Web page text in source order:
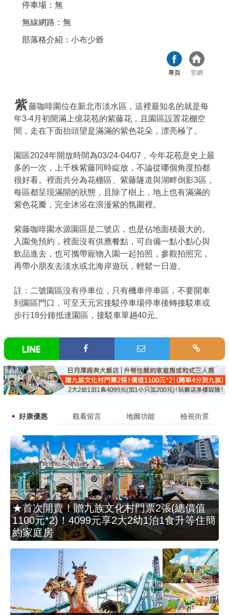
停車場：無
無線網路：無
部落格介紹： 小布少爺
專頁 官網
紫 藤咖啡園位在新北市淡水區，這裡最知名的就是每
年3-4月初開滿上億花苞的紫藤花，且園區設置花棚空
間，走在下面抬頭望是滿滿的紫色花朵，漂亮極了。
園區2024年開放時間為03/24-04/07，今年花苞是史上最
多的一次，上千株紫藤同時綻放，不論從哪個角度拍都
很好看。裡面共分為花棚區、紫藤隧道與湖畔倒影3區，
每區都呈現滿開的狀態，且除了樹上，地上也有滿滿的
紫色花瓣，完全沐浴在浪漫紫的氛圍裡。
紫藤咖啡園水源園區是二號店，也是佔地面積最大的。
入園免預約，裡面沒有供應餐點，可自備一點小點心與
飲品進去，也可攜帶寵物入園一起拍照，參觀拍照完，
再帶小朋友去淡水或北海岸遊玩，輕鬆一日遊。
註：二號園區沒有停車位，只有機車停車區，不要開車
到園區門口，可至天元宮接駁停車場停車後轉接駁車或
步行18分鐘抵達園區，接駁車單趟40元。
好康優惠 觀看留言 地圖功能 檢視街景
★首次開賣！贈九族文化村門票2張(總價值
1100元*2)！4099元享2大2幼1泊1食升等住簡
約家庭房